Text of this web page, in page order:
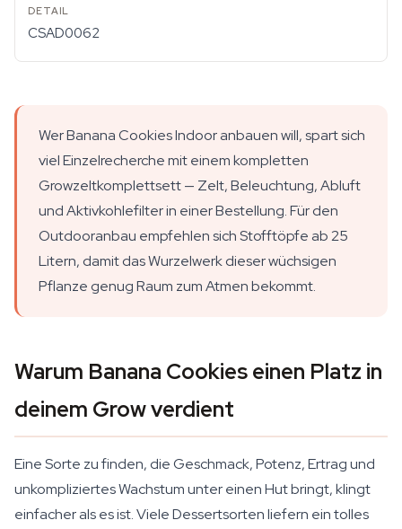
CSAD0062
Wer Banana Cookies Indoor anbauen will, spart sich
viel Einzelrecherche mit einem kompletten
Growzeltkomplettsett — Zelt, Beleuchtung, Abluft
und Aktivkohlefilter in einer Bestellung. Für den
Outdooranbau empfehlen sich Stofftöpfe ab 25
Litern, damit das Wurzelwerk dieser wüchsigen
Pflanze genug Raum zum Atmen bekommt.
Warum Banana Cookies einen Platz in
deinem Grow verdient
Eine Sorte zu finden, die Geschmack, Potenz, Ertrag und
unkompliziertes Wachstum unter einen Hut bringt, klingt
einfacher als es ist. Viele Dessertsorten liefern ein tolles